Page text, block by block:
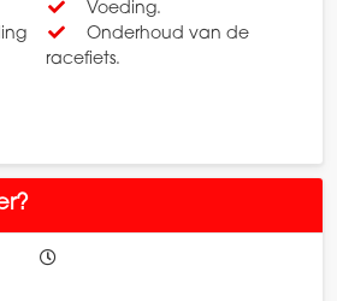
Voeding.
Onderhoud van de
racefiets.